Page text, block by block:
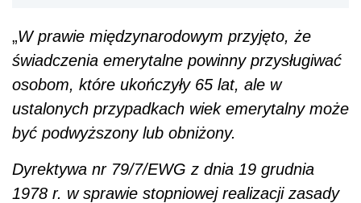
„W prawie międzynarodowym przyjęto, że
świadczenia emerytalne powinny przysługiwać
osobom, które ukończyły 65 lat, ale w
ustalonych przypadkach wiek emerytalny może
być podwyższony lub obniżony.
Dyrektywa nr 79/7/EWG z dnia 19 grudnia
1978 r. w sprawie stopniowej realizacji zasady